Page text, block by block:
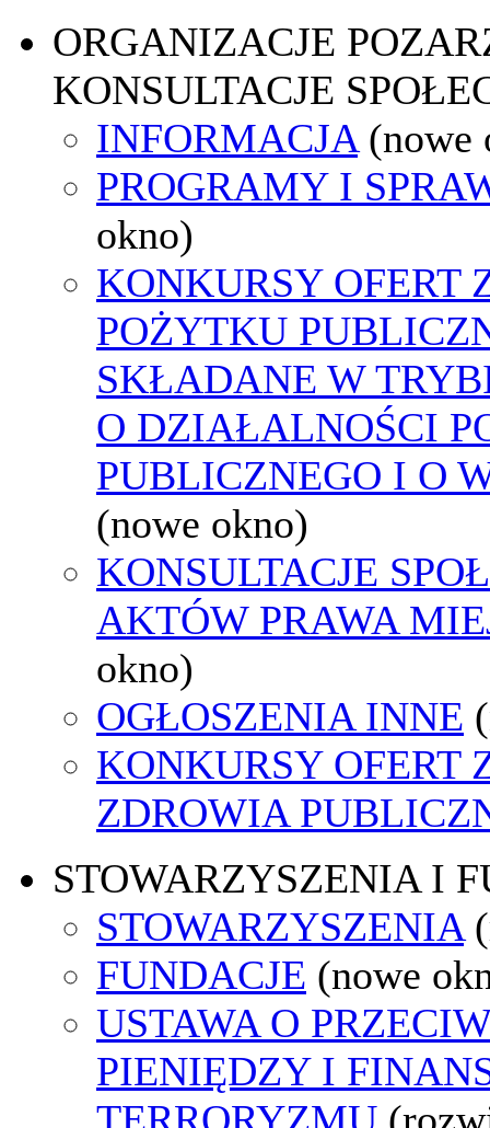
ORGANIZACJE
KONSULTACJE
INFORMACJA (nowe
PROGRAMY I
okno)
KONKURSY OFERT
POŻYTKU
SKŁADANE W
O DZIAŁALNOŚCI
PUBLICZNEGO I O
(nowe okno)
KONSULTACJE
AKTÓW PRAWA
okno)
OGŁOSZENIA INNE
KONKURSY OFERT
ZDROWIA
STOWARZYSZENIA I
STOWARZYSZENIA
FUNDACJE (nowe
USTAWA O
PIENIĘDZY I